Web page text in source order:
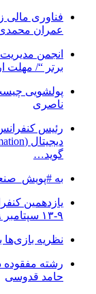
فناوری مالی
عمران
انجمن
برتر “/ مهلت ارسال
پولشویی
ناصری
رئیس
گوید…
به
یازدهمین
۹-۱۳ سپتامبر ۲۰۱۹
نظریه بازی‌ها
رشته مفقوده
حامد قدوسی